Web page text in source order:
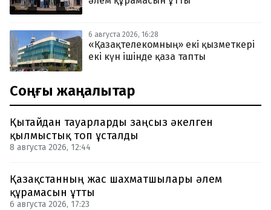
6 августа 2026, 16:28
«Қазақтелекомның» екі қызметкері
екі күн ішінде қаза тапты
Соңғы жаңалықтар
Қытайдан тауарларды заңсыз әкелген
қылмыстық топ ұсталды
8 августа 2026, 12:44
Қазақстанның жас шахматшылары әлем
құрамасын ұтты
6 августа 2026, 17:23